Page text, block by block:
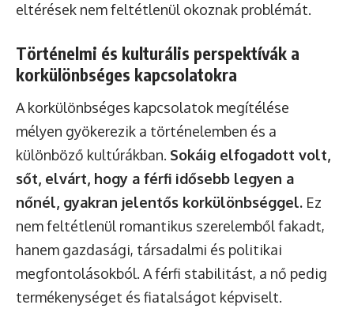
eltérések nem feltétlenül okoznak problémát.
Történelmi és kulturális perspektívák a
korkülönbséges kapcsolatokra
A korkülönbséges kapcsolatok megítélése
mélyen gyökerezik a történelemben és a
különböző kultúrákban. Sokáig elfogadott volt,
sőt, elvárt, hogy a férfi idősebb legyen a
nőnél, gyakran jelentős korkülönbséggel. Ez
nem feltétlenül romantikus szerelemből fakadt,
hanem gazdasági, társadalmi és politikai
megfontolásokból. A férfi stabilitást, a nő pedig
termékenységet és fiatalságot képviselt.